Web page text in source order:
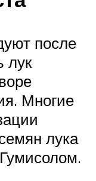
после
лук
Многие
лука